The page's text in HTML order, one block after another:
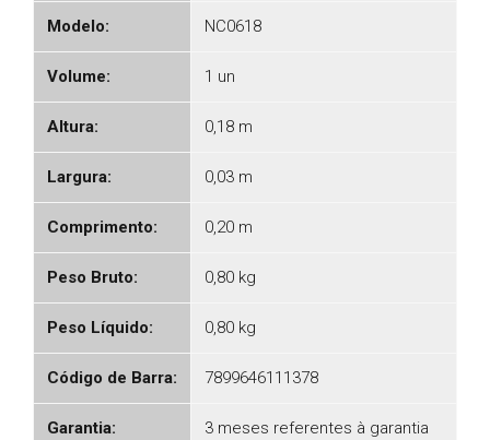
Modelo: NC0618
Volume: 1 un
Altura: 0,18 m
Largura: 0,03 m
Comprimento: 0,20 m
Peso Bruto: 0,80 kg
Peso Líquido: 0,80 kg
Código de Barra: 7899646111378
Garantia:
3 meses referentes à garantia